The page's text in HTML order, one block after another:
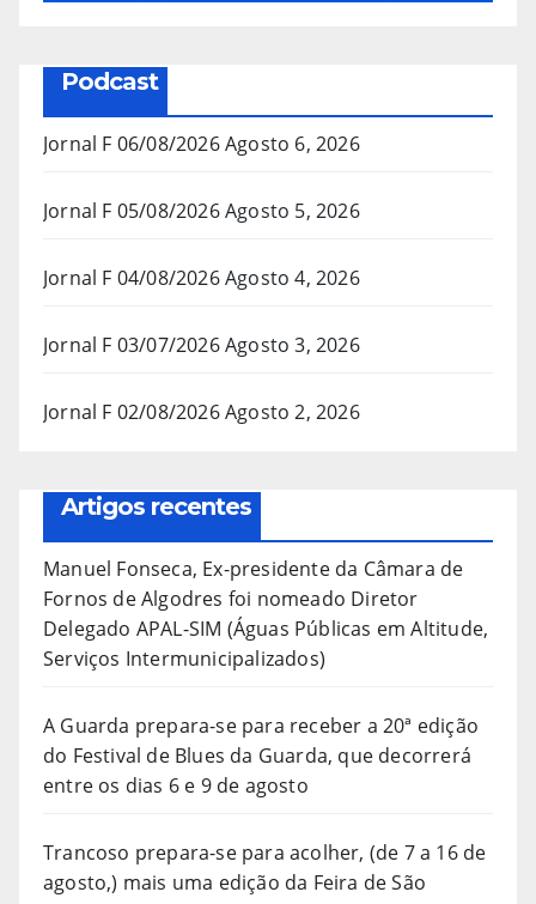
Podcast
Jornal F 06/08/2026Agosto 6, 2026
Jornal F 05/08/2026Agosto 5, 2026
Jornal F 04/08/2026Agosto 4, 2026
Jornal F 03/07/2026Agosto 3, 2026
Jornal F 02/08/2026Agosto 2, 2026
Artigos recentes
Manuel Fonseca, Ex-presidente da Câmara de
Fornos de Algodres foi nomeado Diretor
Delegado APAL-SIM (Águas Públicas em Altitude,
Serviços Intermunicipalizados)
A Guarda prepara-se para receber a 20ª edição
do Festival de Blues da Guarda, que decorrerá
entre os dias 6 e 9 de agosto
Trancoso prepara-se para acolher, (de 7 a 16 de
agosto,) mais uma edição da Feira de São